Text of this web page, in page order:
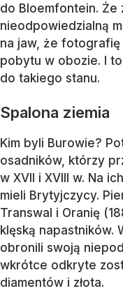
do Bloemfontein. Że
nieodpowiedzialną
na jaw, że
pobytu w obozie. I
do takiego stanu.
Spalona ziemia
Kim byli Burowie?
osadników, którzy
w XVII i XVIII w. Na
mieli Brytyjczycy.
Transwal i Oranię
klęską napastników.
obronili swoją
wkrótce odkryte
diamentów i złota.